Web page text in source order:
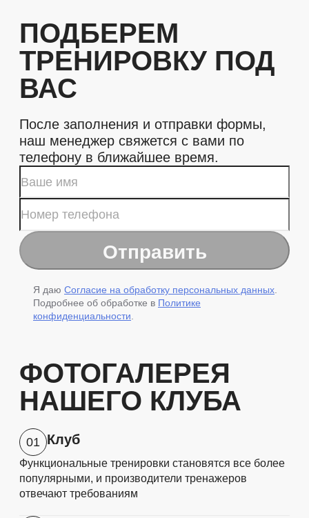
ПОДБЕРЕМ
ТРЕНИРОВКУ ПОД
ВАС
После заполнения и отправки формы,
наш менеджер свяжется с вами по
телефону в ближайшее время.
Я даю Согласие на обработку персональных данных
Подробнее об обработке в Политике
конфиденциальности
ФОТОГАЛЕРЕЯ
НАШЕГО КЛУБА
01 Клуб
Функциональные тренировки становятся все более
популярными, и производители тренажеров
отвечают требованиям